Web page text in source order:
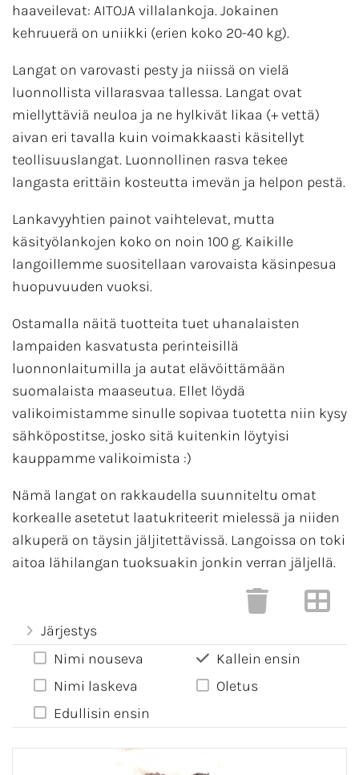
haaveilevat: AITOJA villalankoja. Jokainen
kehruuerä on uniikki (erien koko 20-40 kg).
Langat on varovasti pesty ja niissä on vielä
luonnollista villarasvaa tallessa. Langat ovat
miellyttäviä neuloa ja ne hylkivät likaa (+ vettä)
aivan eri tavalla kuin voimakkaasti käsitellyt
teollisuuslangat. Luonnollinen rasva tekee
langasta erittäin kosteutta imevän ja helpon pestä.
Lankavyyhtien painot vaihtelevat, mutta
käsityölankojen koko on noin 100 g. Kaikille
langoillemme suositellaan varovaista käsinpesua
huopuvuuden vuoksi.
Ostamalla näitä tuotteita tuet uhanalaisten
lampaiden kasvatusta perinteisillä
luonnonlaitumilla ja autat elävöittämään
suomalaista maaseutua. Ellet löydä
valikoimistamme sinulle sopivaa tuotetta niin kysy
sähköpostitse, josko sitä kuitenkin löytyisi
kauppamme valikoimista :)
Nämä langat on rakkaudella suunniteltu omat
korkealle asetetut laatukriteerit mielessä ja niiden
alkuperä on täysin jäljitettävissä. Langoissa on toki
aitoa lähilangan tuoksuakin jonkin verran jäljellä.
Järjestys
Nimi nouseva
Nimi laskeva
Edullisin ensin
Kallein ensin
Oletus